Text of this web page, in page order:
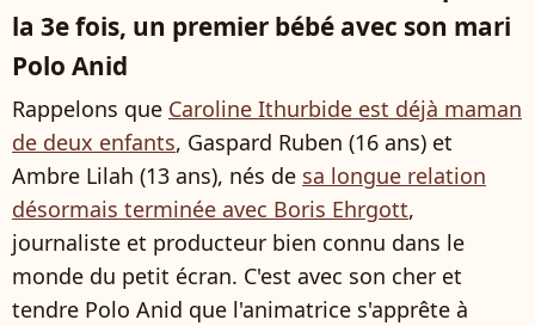
la 3e fois, un premier bébé avec son mari
Polo Anid
Rappelons que Caroline Ithurbide est déjà maman
de deux enfants, Gaspard Ruben (16 ans) et
Ambre Lilah (13 ans), nés de sa longue relation
désormais terminée avec Boris Ehrgott,
journaliste et producteur bien connu dans le
monde du petit écran. C'est avec son cher et
tendre Polo Anid que l'animatrice s'apprête à